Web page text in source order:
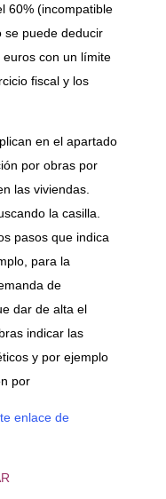
60% (incompatible
se puede deducir
con un límite
fiscal y los
en el apartado
por obras por
las viviendas.
la casilla.
pasos que indica
para la
de
dar de alta el
indicar las
y por ejemplo
por
enlace de